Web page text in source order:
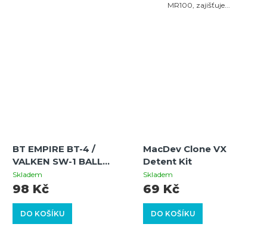
MR100, zajišťuje...
BT EMPIRE BT-4 /
VALKEN SW-1 BALL
LATCH - BALL DETENT -
ORANGE
Skladem
DO KOŠÍKU
98 Kč
MacDev Clone VX
Detent Kit
Skladem
DO KOŠÍKU
69 Kč